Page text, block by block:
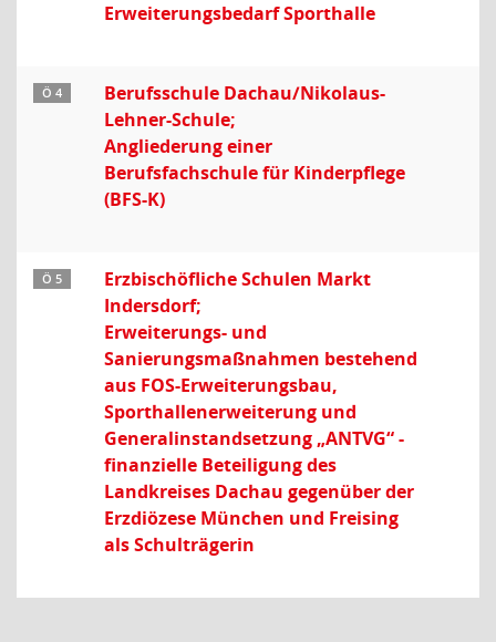
Erweiterungsbedarf Sporthalle
Ö 4
Berufsschule Dachau/Nikolaus-
Lehner-Schule;
Angliederung einer
Berufsfachschule für Kinderpflege
(BFS-K)
Ö 5
Erzbischöfliche Schulen Markt
Indersdorf;
Erweiterungs- und
Sanierungsmaßnahmen bestehend
aus FOS-Erweiterungsbau,
Sporthallenerweiterung und
Generalinstandsetzung „ANTVG“ -
finanzielle Beteiligung des
Landkreises Dachau gegenüber der
Erzdiözese München und Freising
als Schulträgerin